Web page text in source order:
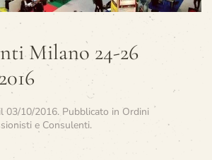
Milano 24-26
il 03/10/2016. Pubblicato in Ordini
e Consulenti.